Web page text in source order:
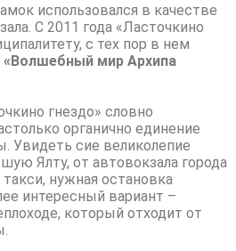
использовался в качестве
С 2011 года «Ласточкино
с тех пор в нем
«Волшебный мир Архипа
гнездо» словно
органично единение
Увидеть сие великолепие
Ялту, от автовокзала города
нужная остановка
интересный вариант –
который отходит от